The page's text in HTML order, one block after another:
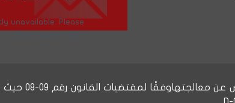
unavailable. Please
يحق لكم